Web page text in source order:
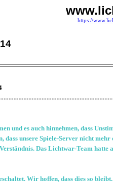
https://
und es auch hinnehmen, dass
dass unsere Spiele-Server nicht
Das Lichtwar-Team hatte
Wir hoffen, dass dies so bleibt.